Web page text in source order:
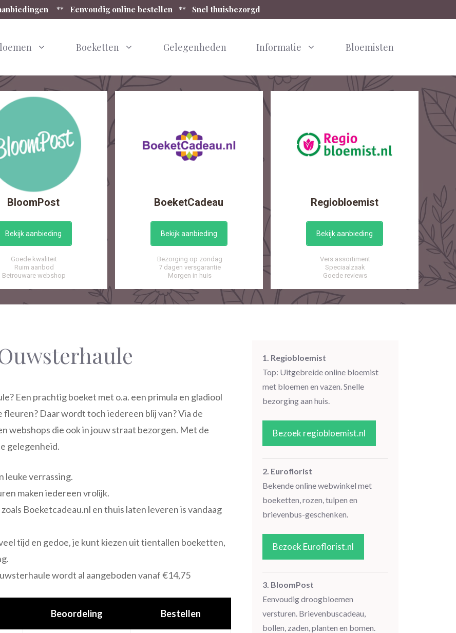
** Eenvoudig online bestellen ** Snel thuisbezorgd
Boeketten Gelegenheden Informatie Bloemisten
BloomPost
Bekijk aanbieding
Goede kwaliteit
Ruim aanbod
Betrouware webshop
BoeketCadeau
Bekijk aanbieding
Bezorging op zondag
7 dagen versgarantie
Morgen in huis
Regiobloemist
Bekijk aanbieding
Vers assortiment
Speciaalzaak
Goede reviews
Een prachtig boeket met o.a. een primula en gladiool
Daar wordt toch iedereen blij van? Via de
webshops die ook in jouw straat bezorgen. Met de
gelegenheid.
leuke verrassing.
maken iedereen vrolijk.
Boeketcadeau.nl en thuis laten leveren is vandaag
tijd en gedoe, je kunt kiezen uit tientallen boeketten,
wordt al aangeboden vanaf €14,75
Beoordeling Bestellen
1. Regiobloemist
Top: Uitgebreide online bloemist
met bloemen en vazen. Snelle
bezorging aan huis.
Bezoek regiobloemist.nl
2. Euroflorist
Bekende online webwinkel met
boeketten, rozen, tulpen en
brievenbus-geschenken.
Bezoek Euroflorist.nl
3. BloomPost
Eenvoudig droogbloemen
versturen. Brievenbuscadeau,
bollen, zaden, planten en bomen.